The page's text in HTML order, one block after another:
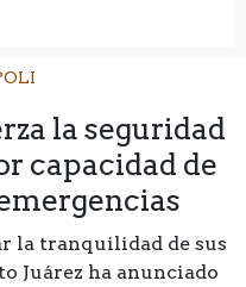
la seguridad
capacidad de
la tranquilidad de sus
Juárez ha anunciado